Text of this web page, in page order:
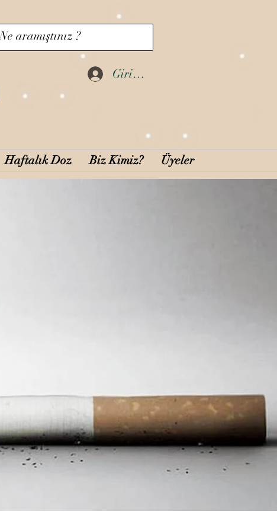
Giriş Yap
Haftalık Doz Biz Kimiz? Üyeler